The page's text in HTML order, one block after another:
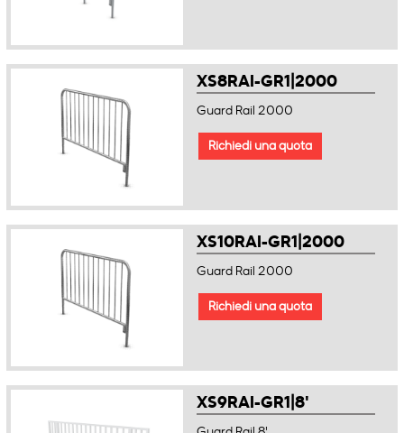
XS8RAI-GR1|2000
Guard Rail 2000
Richiedi una quota
XS10RAI-GR1|2000
Guard Rail 2000
Richiedi una quota
XS9RAI-GR1|8'